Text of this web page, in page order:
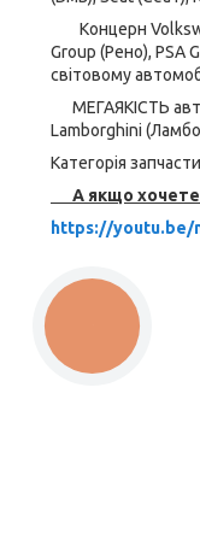
Концерн
Group (Рено), PSA
світовому
МЕГАЯКІСТЬ
Lamborghini
Категорія
А якщо хочете
https://youtu.be/